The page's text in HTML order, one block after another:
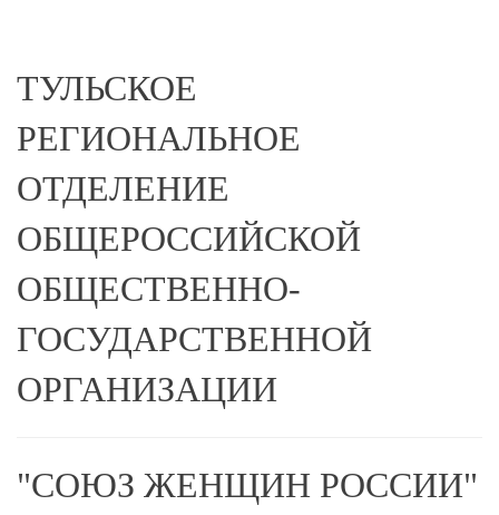
ТУЛЬСКОЕ
РЕГИОНАЛЬНОЕ
ОТДЕЛЕНИЕ
ОБЩЕРОССИЙСКОЙ
ОБЩЕСТВЕННО-
ГОСУДАРСТВЕННОЙ
ОРГАНИЗАЦИИ
"СОЮЗ ЖЕНЩИН РОССИИ"